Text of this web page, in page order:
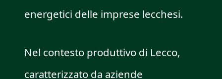
energetici delle imprese lecchesi.
Nel contesto produttivo di Lecco,
caratterizzato da aziende